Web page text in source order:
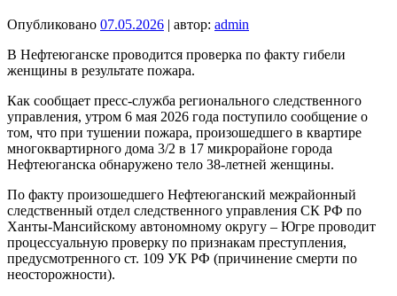
Опубликовано 07.05.2026 | автор: admin
В Нефтеюганске проводится проверка по факту гибели
женщины в результате пожара.
Как сообщает пресс-служба регионального следственного
управления, утром 6 мая 2026 года поступило сообщение о
том, что при тушении пожара, произошедшего в квартире
многоквартирного дома 3/2 в 17 микрорайоне города
Нефтеюганска обнаружено тело 38-летней женщины.
По факту произошедшего Нефтеюганский межрайонный
следственный отдел следственного управления СК РФ по
Ханты-Мансийскому автономному округу – Югре проводит
процессуальную проверку по признакам преступления,
предусмотренного ст. 109 УК РФ (причинение смерти по
неосторожности).